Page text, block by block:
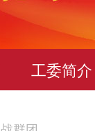
工委简介